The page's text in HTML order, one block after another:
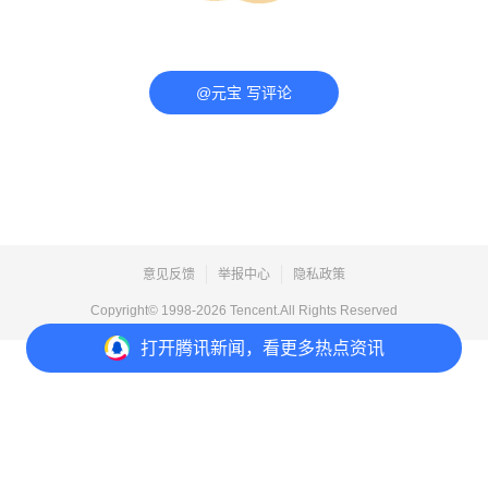
打开腾讯新闻，看更多热点资讯
@元宝 写评论
意见反馈 举报中心 隐私政策
Copyright© 1998-2026 Tencent.All Rights Reserved